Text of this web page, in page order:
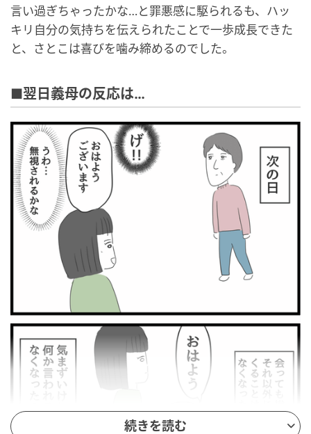
言い過ぎちゃったかな…と罪悪感に駆られるも、ハッ
キリ自分の気持ちを伝えられたことで一歩成長できた
と、さとこは喜びを噛み締めるのでした。
■翌日義母の反応は…
続きを読む